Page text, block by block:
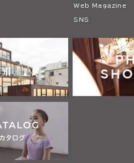
Web Magazine
SNS